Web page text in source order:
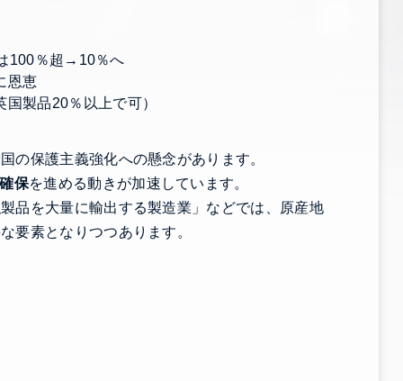
100％超→10％へ
恩恵
製品20％以上で可）
の保護主義強化への懸念があります。
保を進める動きが加速しています。
品を大量に輸出する製造業」などでは、原産地
要素となりつつあります。